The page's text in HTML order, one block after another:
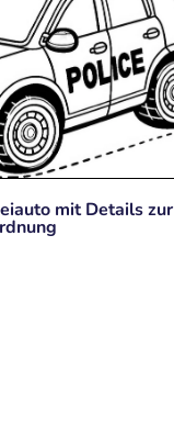
mit Details zur